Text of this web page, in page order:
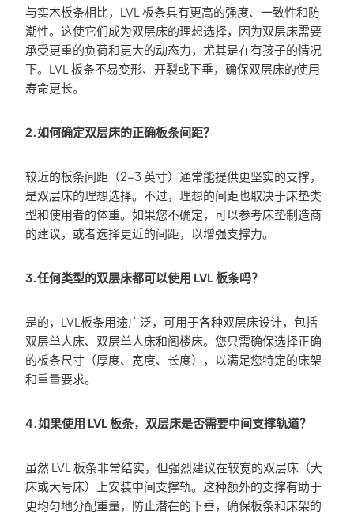
与实木板条相比，LVL 板条具有更高的强度、一致性和防
潮性。这使它们成为双层床的理想选择，因为双层床需要
承受更重的负荷和更大的动态力，尤其是在有孩子的情况
下。LVL 板条不易变形、开裂或下垂，确保双层床的使用
寿命更长。
2.如何确定双层床的正确板条间距？
较近的板条间距（2-3 英寸）通常能提供更坚实的支撑，
是双层床的理想选择。不过，理想的间距也取决于床垫类
型和使用者的体重。如果您不确定，可以参考床垫制造商
的建议，或者选择更近的间距，以增强支撑力。
3.任何类型的双层床都可以使用 LVL 板条吗？
是的，LVL板条用途广泛，可用于各种双层床设计，包括
双层单人床、双层单人床和阁楼床。您只需确保选择正确
的板条尺寸（厚度、宽度、长度），以满足您特定的床架
和重量要求。
4.如果使用 LVL 板条，双层床是否需要中间支撑轨道？
虽然 LVL 板条非常结实，但强烈建议在较宽的双层床（大
床或大号床）上安装中间支撑轨。这种额外的支撑有助于
更均匀地分配重量，防止潜在的下垂，确保板条和床架的